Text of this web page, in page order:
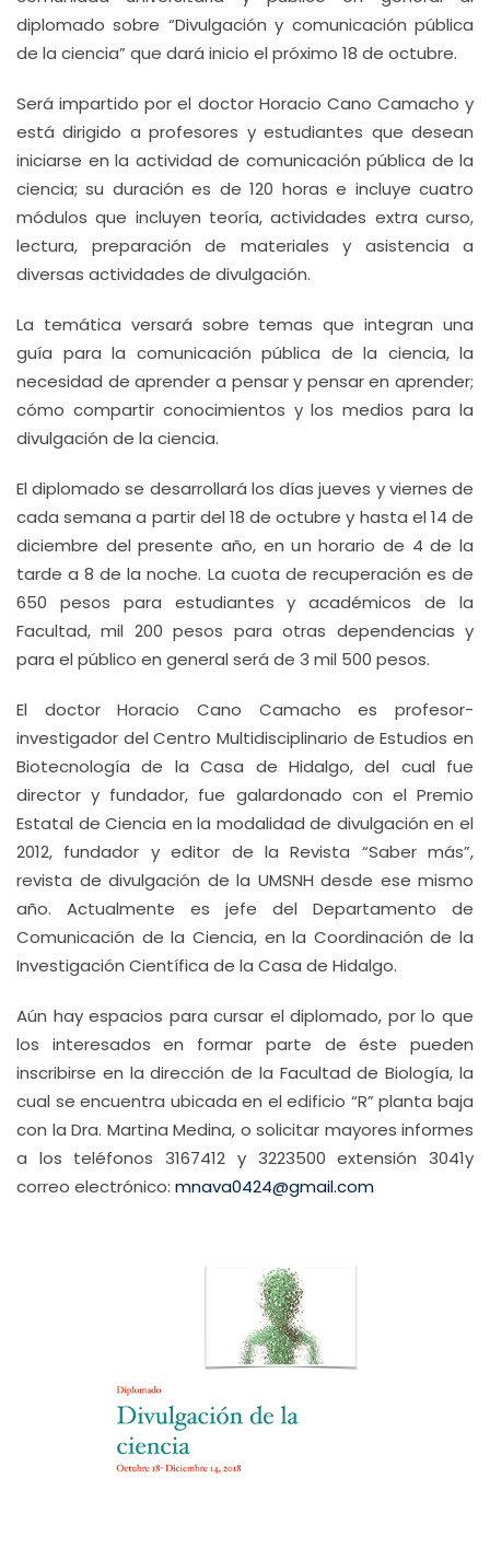
diplomado sobre “Divulgación y comunicación pública
de la ciencia” que dará inicio el próximo 18 de octubre.
Será impartido por el doctor Horacio Cano Camacho y
está dirigido a profesores y estudiantes que desean
iniciarse en la actividad de comunicación pública de la
ciencia; su duración es de 120 horas e incluye cuatro
módulos que incluyen teoría, actividades extra curso,
lectura, preparación de materiales y asistencia a
diversas actividades de divulgación.
La temática versará sobre temas que integran una
guía para la comunicación pública de la ciencia, la
necesidad de aprender a pensar y pensar en aprender;
cómo compartir conocimientos y los medios para la
divulgación de la ciencia.
El diplomado se desarrollará los días jueves y viernes de
cada semana a partir del 18 de octubre y hasta el 14 de
diciembre del presente año, en un horario de 4 de la
tarde a 8 de la noche. La cuota de recuperación es de
650 pesos para estudiantes y académicos de la
Facultad, mil 200 pesos para otras dependencias y
para el público en general será de 3 mil 500 pesos.
El doctor Horacio Cano Camacho es profesor-
investigador del Centro Multidisciplinario de Estudios en
Biotecnología de la Casa de Hidalgo, del cual fue
director y fundador, fue galardonado con el Premio
Estatal de Ciencia en la modalidad de divulgación en el
2012, fundador y editor de la Revista “Saber más”,
revista de divulgación de la UMSNH desde ese mismo
año. Actualmente es jefe del Departamento de
Comunicación de la Ciencia, en la Coordinación de la
Investigación Científica de la Casa de Hidalgo.
Aún hay espacios para cursar el diplomado, por lo que
los interesados en formar parte de éste pueden
inscribirse en la dirección de la Facultad de Biología, la
cual se encuentra ubicada en el edificio “R” planta baja
con la Dra. Martina Medina, o solicitar mayores informes
a los teléfonos 3167412 y 3223500 extensión 3041y
correo electrónico: mnava0424@gmail.com